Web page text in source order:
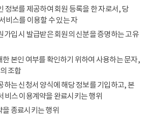
정보를 제공하여 회원 등록을 한 자로서, 당
비스를 이용할 수 있는 자
가입 시 발급받은 회원의 신분을 증명하는 고유
한 본인 여부를 확인하기 위하여 사용하는 문자,
조합
하는 신청서 양식에 해당 정보를 기입하고, 본
비스 이용계약을 완료시키는 행위
을 종료시키는 행위